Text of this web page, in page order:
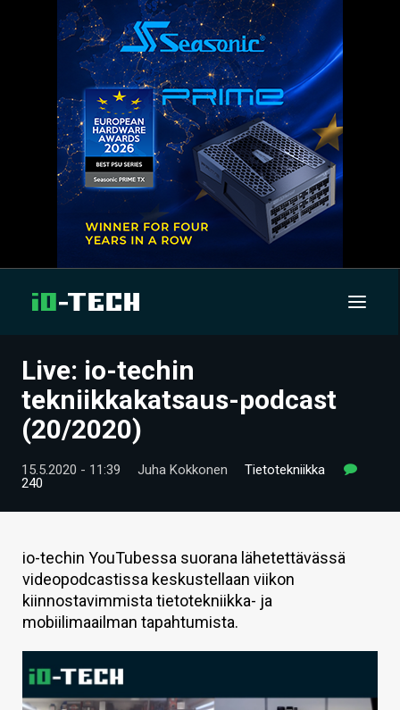
UUTISET
ARTIKKELIT
VIDEOT
HINTA.FI
KAUPPA
VAIHDA TEEMA
Live: io-techin
tekniikkakatsaus-podcast
(20/2020)
15.5.2020 - 11:39 Juha Kokkonen
Tietotekniikka
240
io-techin YouTubessa suorana lähetettävässä
videopodcastissa keskustellaan viikon
kiinnostavimmista tietotekniikka- ja
mobiilimaailman tapahtumista.